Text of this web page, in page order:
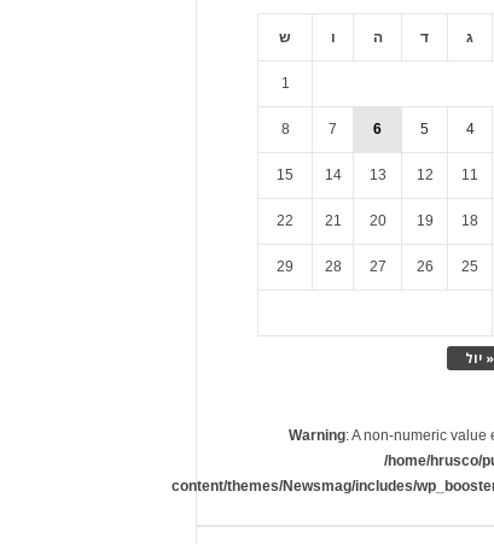
ג ד ה ו ש
« יול
1
4
5
6
7
8
11
12
13
14
15
18
19
20
21
22
25
26
27
28
29
Warning: A non-numeric value
/home/hrusco/
content/themes/Newsmag/includes/